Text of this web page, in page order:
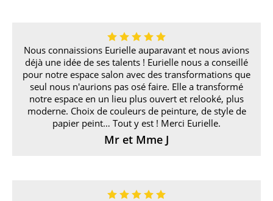
Nous connaissions Eurielle auparavant et nous avions
déjà une idée de ses talents ! Eurielle nous a conseillé
pour notre espace salon avec des transformations que
seul nous n'aurions pas osé faire. Elle a transformé
notre espace en un lieu plus ouvert et relooké, plus
moderne. Choix de couleurs de peinture, de style de
papier peint… Tout y est ! Merci Eurielle.
Mr et Mme J